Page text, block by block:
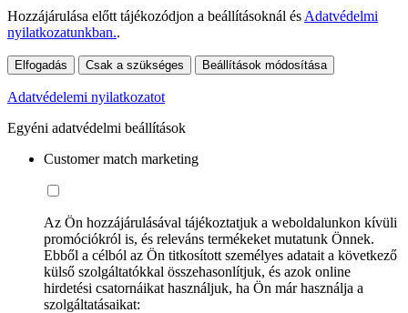
Hozzájárulása előtt tájékozódjon a beállításoknál és Adatvédelmi
nyilatkozatunkban..
Elfogadás Csak a szükséges Beállítások módosítása
Adatvédelemi nyilatkozatot
Egyéni adatvédelmi beállítások
Customer match marketing
Az Ön hozzájárulásával tájékoztatjuk a weboldalunkon kívüli
promóciókról is, és releváns termékeket mutatunk Önnek.
Ebből a célból az Ön titkosított személyes adatait a következő
külső szolgáltatókkal összehasonlítjuk, és azok online
hirdetési csatornáikat használjuk, ha Ön már használja a
szolgáltatásaikat: